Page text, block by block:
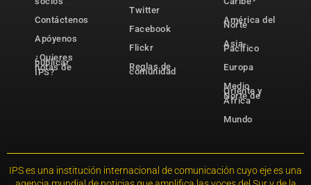
Contáctenos
Apóyenos
¿Quieres
publicar
notas de
IPS?
Twitter
Facebook
Flickr
Reglas de
comunidad
América del
Norte
Asia-
Pacífico
Europa
Medio
Oriente y
Norte de
África
Mundo
IPS es una institución internacional de comunicación cuyo eje es una